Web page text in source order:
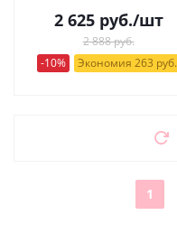
2 625руб./шт
2 888 руб.
-10%
Экономия 263 руб.
1